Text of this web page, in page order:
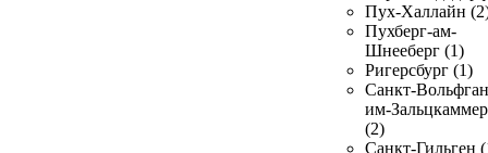
Пух-Халлайн
Пухберг-ам-
Шнееберг (1)
Ригерсбург (1)
Санкт-
им-
(2)
Санкт-Гильген